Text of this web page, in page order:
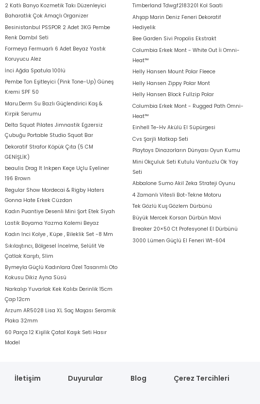
2 Katlı Banyo Kozmetik Takı Düzenleyici
Baharatlık Çok Amaçlı Organizer
Besinistanbul PSSPOR 2 Adet 3KG Pembe
Renk Dambıl Seti
Formeya Fermuarlı 6 Adet Beyaz Yastık
Koruyucu Alez
İnci Ağda Spatula 100lü
Pembe Ton Eşitleyici (Pink Tone-Up) Güneş
Kremi SPF 50
Maru.Derm Su Bazlı Güçlendirici Kaş &
Kirpik Serumu
Delta Squat Pilates Jimnastik Egzersiz
Çubuğu Portable Studio Squat Bar
Dekoratif Strafor Köpük Çıta (5 CM
GENİŞLİK)
beaulis Drag It Inkpen Keçe Uçlu Eyeliner
196 Brown
Regular Show Mordecai & Rigby Haters
Gonna Hate Erkek Cüzdan
Kadın Puantiye Desenli Mini Şort Etek Siyah
Lastik Boyama Yazma Kalemi Beyaz
Kadın Inci Kolye , Küpe , Bileklik Set -8 Mm
Sıkılaştırıcı, Bölgesel İncelme, Selülit Ve
Çatlak Karşıtı, Slim
Bymeyla Güçlü Kadınlara Özel Tasarımlı Oto
Kokusu Dikiz Ayna Süsü
Narkalıp Yuvarlak Kek Kalıbı Derinlik 15cm
Çap 12cm
Arzum AR5028 Lisa XL Saç Maşası Seramik
Plaka 32mm
60 Parça 12 Kişilik Çatal Kaşık Seti Hasır
Model
Timberland Tdwgf2183201 Kol Saati
Ahşap Marin Deniz Feneri Dekoratif
Hediyelik
Bee Garden Sivi Propolis Ekstrakt
Columbia Erkek Mont - White Out İi Omni-
Heat™
Helly Hansen Mount Polar Fleece
Helly Hansen Zippy Polar Mont
Helly Hansen Block Fullzip Polar
Columbia Erkek Mont - Rugged Path Omni-
Heat™
Einhell Te-Hv Akülü El Süpürgesi
Cvs Şarjli Matkap Seti
Playtoys Dinazorların Dünyası Oyun Kumu
Mini Okçuluk Seti Kutulu Vantuzlu Ok Yay
Seti
Abbalone Sumo Akil Zeka Strateji Oyunu
4 Zamanlı Vitesli Bot-Tekne Motoru
Tek Gözlü Kuş Gözlem Dürbünü
Büyük Mercek Korsan Dürbün Mavi
Breaker 20×50 Ct Profesyonel El Dürbünü
3000 Lümen Güçlü El Feneri Wt-604
İletişim Duyurular Blog Çerez Tercihleri